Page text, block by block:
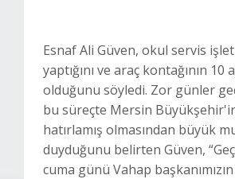
Esnaf Ali Güven, okul servis
yaptığını ve araç kontağının 10
olduğunu söyledi. Zor günler
bu süreçte Mersin
hatırlamış olmasından büyük
duyduğunu belirten Güven,
cuma günü Vahap